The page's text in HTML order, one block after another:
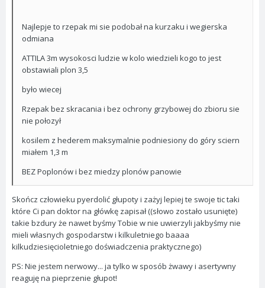
Najlepje to rzepak mi sie podobał na kurzaku i wegierska
odmiana
ATTILA 3m wysokosci ludzie w kolo wiedzieli kogo to jest
obstawiali plon 3,5
było wiecej
Rzepak bez skracania i bez ochrony grzybowej do zbioru sie
nie połozył
kosilem z hederem maksymalnie podniesiony do góry sciern
miałem 1,3 m
BEZ Poplonów i bez miedzy plonów panowie
Skończ człowieku pyerdolić głupoty i zażyj lepiej te swoje tic taki
które Ci pan doktor na główkę zapisał ((słowo zostało usunięte)
takie bzdury że nawet byśmy Tobie w nie uwierzyli jakbyśmy nie
mieli własnych gospodarstw i kilkuletniego baaaa
kilkudziesięcioletniego doświadczenia praktycznego)
PS: Nie jestem nerwowy... ja tylko w sposób żwawy i asertywny
reaguję na pieprzenie głupot!